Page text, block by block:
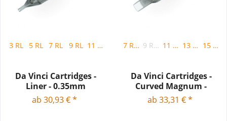
3 RL 5 RL 7 RL 9 RL 11 RL
Da Vinci Cartridges -
Liner - 0.35mm
ab 30,93 € *
7 RM 9 RM 11 RM 13 RM 15 RM
Da Vinci Cartridges -
Curved Magnum -
Bugpin -...
ab 33,31 € *